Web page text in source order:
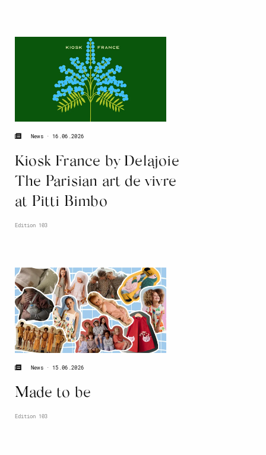
Kiosk France by Delajoie
The Parisian art de vivre
at Pitti Bimbo
News 16.06.2026
Edition 103
Made to be
News 15.06.2026
Edition 103